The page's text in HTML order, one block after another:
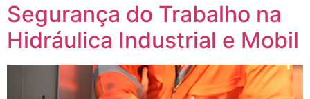
Segurança do Trabalho na
Hidráulica Industrial e Mobil